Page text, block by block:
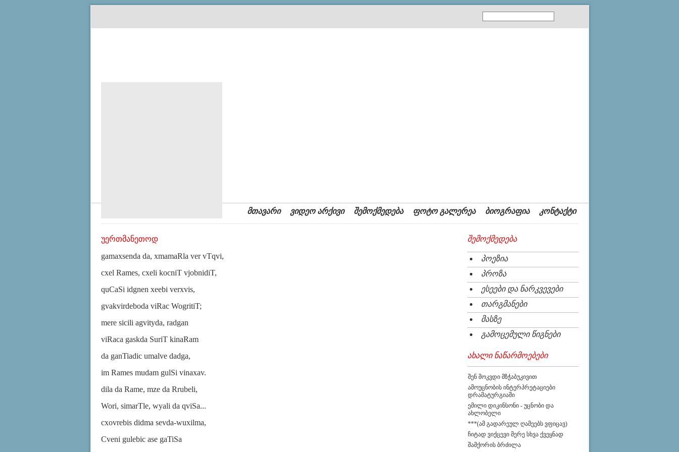
მთავარი ვიდეო არქივი შემოქმედება ფოტო გალერეა ბიოგრაფია კონტაქტი
უერთმანეთოდ
gamaxsenda da, xmamaRla ver vTqvi,
cxel Rames, cxeli kocniT vjobnidiT,
quCaSi idgnen xeebi verxvis,
gvakvirdeboda viRac WogritiT;
mere sicili agvityda, radgan
viRaca gaskda SuriT kinaRam
da ganTiadic umalve dadga,
im Rames mudam gulSi vinaxav.
dila da Rame, mze da Rrubeli,
Wori, simarTle, wyali da qviSa...
cxovrebis didma sevda-wuxilma,
Cveni gulebic ase gaTiSa
შემოქმედება
პოეზია
პროზა
ესეები და ნარკვევები
თარგმანები
მასზე
გამოცემული წიგნები
ახალი ნაწარმოებები
შენ მოკვდი მზჭაბუკივით
ამოუცნობის ინტერპრეტაციები
დრამატურგიაში
ემილი დიკინსონი - უცნობი და
ახლობელი
***(ამ გადარეულ ღამეებს ვფიცავ)
ჩიტად ვიქცევი მერე სხვა ქვეყნად
შამქორის ბრძილა